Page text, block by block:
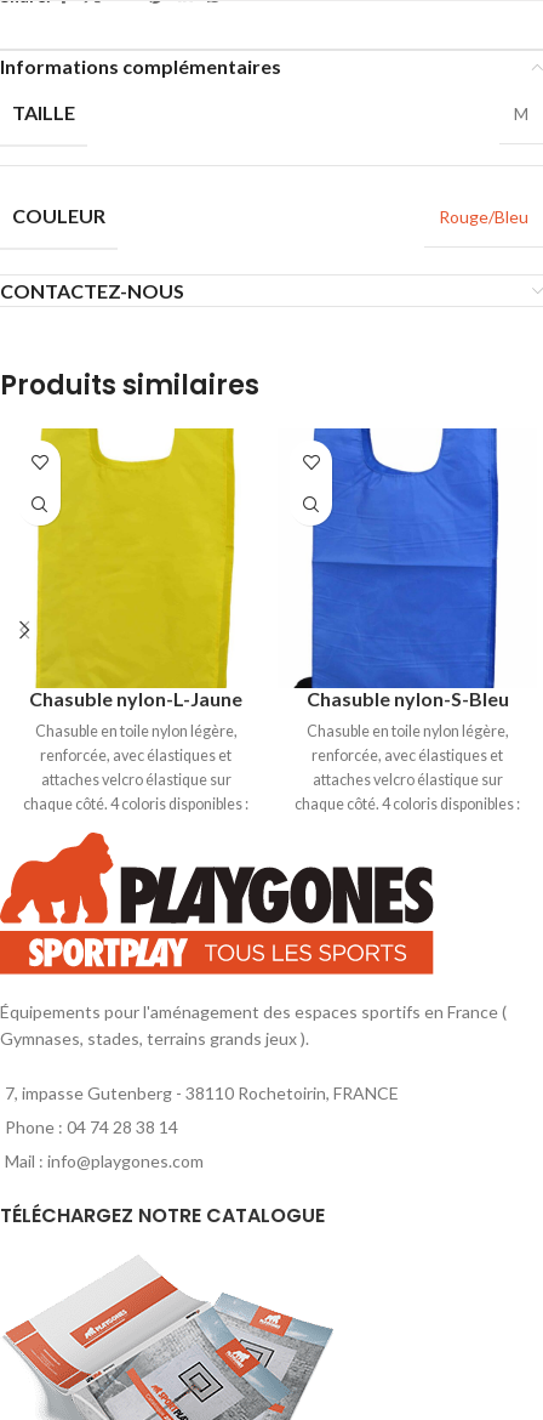
Informations complémentaires
TAILLE
M
COULEUR Rouge/Bleu
CONTACTEZ-NOUS
Produits similaires
Chasuble nylon-L-Jaune
Chasuble en toile nylon légère,
renforcée, avec élastiques et
attaches velcro élastique sur
chaque côté. 4 coloris disponibles :
Bleu, Rouge, Jaune et Vert. Taille S :
Hauteur 52 cm, largeur 29cm.
Taille M : Hauteur 56cm, largeur
31cm. Taille L : Hauteur 60cm,
largeur 35cm.
Chasuble nylon-S-Bleu
Chasuble en toile nylon légère,
renforcée, avec élastiques et
attaches velcro élastique sur
chaque côté. 4 coloris disponibles :
Taille M : Hauteur 56cm, largeur
31cm. Taille L : Hauteur 60cm,
largeur 35cm.
Équipements pour l'aménagement des espaces sportifs en France (
Gymnases, stades, terrains grands jeux ).
7, impasse Gutenberg - 38110 Rochetoirin, FRANCE
Phone : 04 74 28 38 14
Mail : info@playgones.com
TÉLÉCHARGEZ NOTRE CATALOGUE